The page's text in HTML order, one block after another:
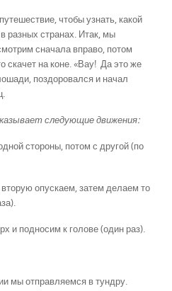
чтобы узнать, какой
разных странах. Итак, мы
сначала вправо, потом
скачет на коне. «Вау! Да это же
поздоровался и начал
следующие движения:
стороны, потом с другой (по
опускаем, затем делаем то
и подносим к голове (один раз).
мы отправляемся в тундру.